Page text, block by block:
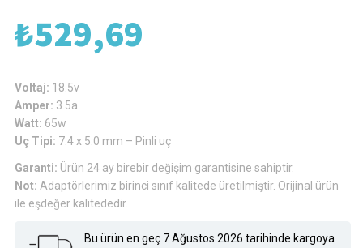
₺529,69
Voltaj: 18.5v
Amper: 3.5a
Watt: 65w
Uç Tipi: 7.4 x 5.0 mm – Pinli uç
Garanti: Ürün 24 ay birebir değişim garantisine sahiptir.
Not: Adaptörlerimiz birinci sınıf kalitede üretilmiştir. Orijinal ürün
ile eşdeğer kalitededir.
Bu ürün en geç 7 Ağustos 2026 tarihinde kargoya